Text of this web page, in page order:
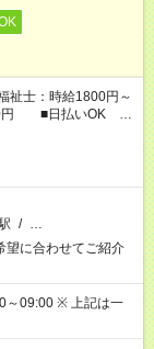
祉士：時給1800円～
円 ■日払いOK ■
/ …
に合わせてご紹介
上記は一